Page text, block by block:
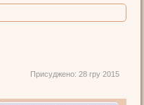
Присуджено: 28 гру 2015